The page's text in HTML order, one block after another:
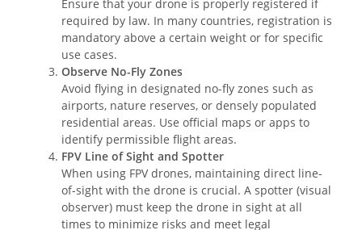
Ensure that your drone is properly registered if
required by law. In many countries, registration is
mandatory above a certain weight or for specific
use cases.
Observe No-Fly Zones
Avoid flying in designated no-fly zones such as
airports, nature reserves, or densely populated
residential areas. Use official maps or apps to
identify permissible flight areas.
FPV Line of Sight and Spotter
When using FPV drones, maintaining direct line-
of-sight with the drone is crucial. A spotter (visual
observer) must keep the drone in sight at all
times to minimize risks and meet legal